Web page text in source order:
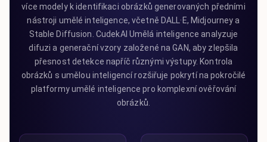
více modely k identifikaci obrázků generovaných předními
nástroji umělé inteligence, včetně DALL·E, Midjourney a
Stable Diffusion. CudekAI Umělá inteligence analyzuje
difuzi a generační vzory založené na GAN, aby zlepšila
přesnost detekce napříč různými výstupy. Kontrola
obrázků s umělou inteligencí rozšiřuje pokrytí na pokročilé
platformy umělé inteligence pro komplexní ověřování
obrázků.